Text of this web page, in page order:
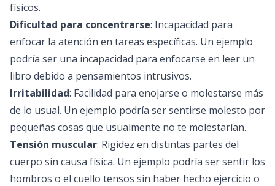
físicos.
Dificultad para concentrarse: Incapacidad para
enfocar la atención en tareas específicas. Un ejemplo
podría ser una incapacidad para enfocarse en leer un
libro debido a pensamientos intrusivos.
Irritabilidad: Facilidad para enojarse o molestarse más
de lo usual. Un ejemplo podría ser sentirse molesto por
pequeñas cosas que usualmente no te molestarían.
Tensión muscular: Rigidez en distintas partes del
cuerpo sin causa física. Un ejemplo podría ser sentir los
hombros o el cuello tensos sin haber hecho ejercicio o